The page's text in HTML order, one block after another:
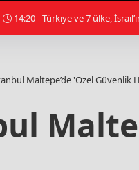
14:12 - Hayata veda eden
Maltepe’de 'Özel Güvenlik